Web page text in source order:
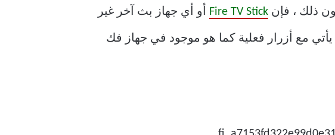
Fire TV Stick أو أي جهاز بث آخر غير
يأتي مع أزرار فعلية كما هو موجود في جهاز فك